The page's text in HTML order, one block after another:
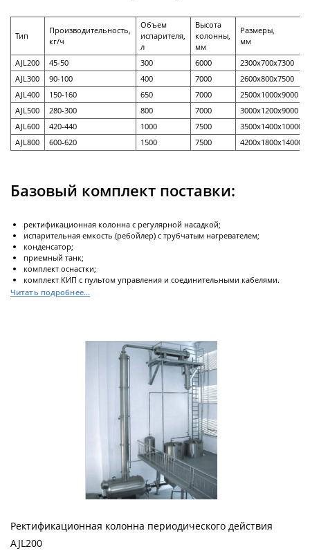
Лабораторные ректификационные колонны
Реакторы
нержавеющие
Стальные химические реакторы
Стальные смесители
реактор
Высокотемпературный реактор с модулем
ректификации
Смесители с магнитным приводом
Реакторы высокого давления
Лабораторные стеклянные реакторы с
Пилотные стеклянные реакторы с рубашкой
Стеклянные реакторы с нагревательной
Стеклянные сепараторы
Системы PH - контроля (PH-метры)
Тип
Производительность,
кг/ч
Объем
испарителя,
л
Высота
колонны,
мм
Размеры,
мм
AJL200 45-50 300 6000
2300х700х7300
AJL300
90-100 400 7000
2600х800х7500
AJL400
150-160 650 7000
2500х1000х9000
AJL500
280-300 800 7000
3000х1200х9000
AJL600
420-440 1000 7500
3500х1400х10000
AJL800
600-620 1500 7500 4200х1800х14000
Базовый комплект поставки:
ректификационная колонна c регулярной насадкой;
испарительная емкость (ребойлер) с трубчатым нагревателем;
конденсатор;
приемный танк;
комплект оснастки;
комплект КИП с пультом управления и соединительными кабелями.
Читать подробнее...
Ректификационная колонна периодического действия
AJL200